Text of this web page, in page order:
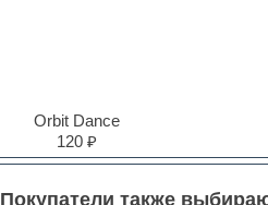
Orbit Dance
120 ₽
Покупатели также